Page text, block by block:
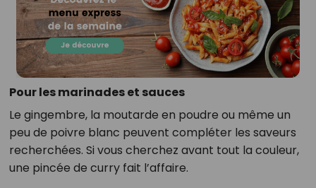
Pour les marinades et sauces
Le gingembre, la moutarde en poudre ou même un
peu de poivre blanc peuvent compléter les saveurs
recherchées. Si vous cherchez avant tout la couleur,
une pincée de curry fait l’affaire.